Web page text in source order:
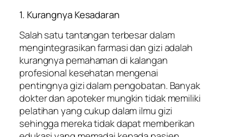
1. Kurangnya Kesadaran
Salah satu tantangan terbesar dalam
mengintegrasikan farmasi dan gizi adalah
kurangnya pemahaman di kalangan
profesional kesehatan mengenai
pentingnya gizi dalam pengobatan. Banyak
dokter dan apoteker mungkin tidak memiliki
pelatihan yang cukup dalam ilmu gizi
sehingga mereka tidak dapat memberikan